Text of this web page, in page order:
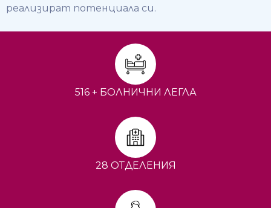
реализират потенциала си.
516 + БОЛНИЧНИ ЛЕГЛА
28 ОТДЕЛЕНИЯ